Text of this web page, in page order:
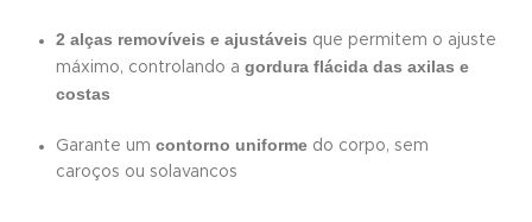
2 alças removíveis e ajustáveis que permitem o ajuste
máximo, controlando a gordura flácida das axilas e
costas
Garante um contorno uniforme do corpo, sem
caroços ou solavancos